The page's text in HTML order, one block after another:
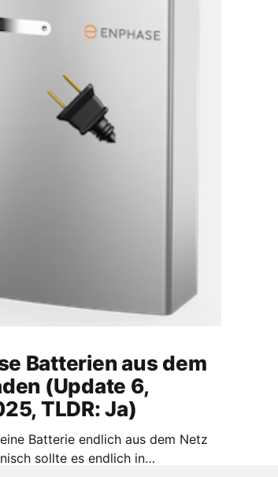
Batterien aus dem
(Update 6,
TLDR: Ja)
Batterie endlich aus dem Netz
sollte es endlich in